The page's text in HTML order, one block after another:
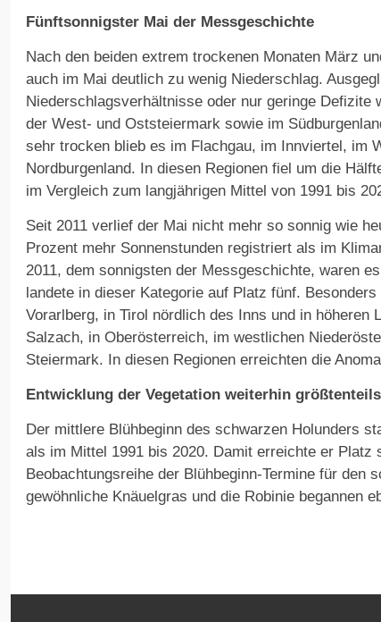
Fünftsonnigster Mai der Messgeschichte
Nach den beiden extrem trockenen Monaten März
auch im Mai deutlich zu wenig Niederschlag.
Niederschlagsverhältnisse oder nur geringe Defizite
der West- und Oststeiermark sowie im
sehr trocken blieb es im Flachgau, im Innviertel, im
Nordburgenland. In diesen Regionen fiel um die
im Vergleich zum langjährigen Mittel von 1991 bis
Seit 2011 verlief der Mai nicht mehr so sonnig wie
Prozent mehr Sonnenstunden registriert als im
2011, dem sonnigsten der Messgeschichte, waren
landete in dieser Kategorie auf Platz fünf.
Vorarlberg, in Tirol nördlich des Inns und in höheren
Salzach, in Oberösterreich, im westlichen
Steiermark. In diesen Regionen erreichten die
Entwicklung der Vegetation weiterhin
Der mittlere Blühbeginn des schwarzen Holunders
als im Mittel 1991 bis 2020. Damit erreichte er Platz
Beobachtungsreihe der Blühbeginn-Termine für den
gewöhnliche Knäuelgras und die Robinie begannen